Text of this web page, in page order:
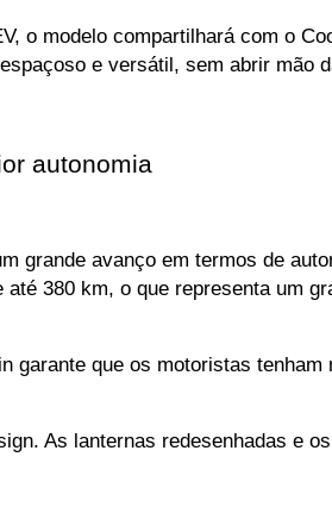
o modelo compartilhará com o
e versátil, sem abrir mão
autonomia
grande avanço em termos de
380 km, o que representa um
garante que os motoristas
As lanternas redesenhadas e